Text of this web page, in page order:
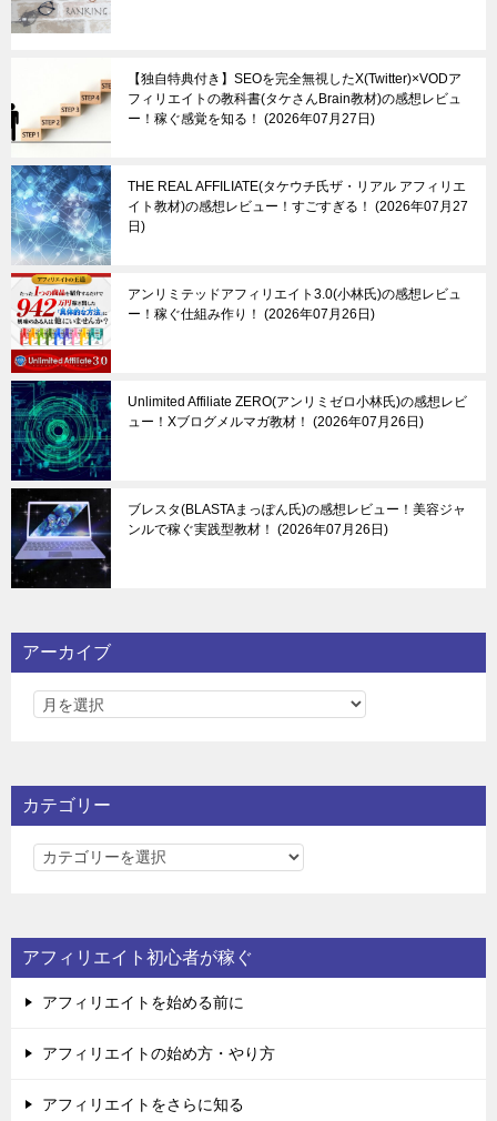
【独自特典付き】SEOを完全無視したX(Twitter)×VODア
フィリエイトの教科書(タケさんBrain教材)の感想レビュ
ー！稼ぐ感覚を知る！
2026年07月27日
THE REAL AFFILIATE(タケウチ氏ザ・リアル アフィリエ
イト教材)の感想レビュー！すごすぎる！
2026年07月27
日
アンリミテッドアフィリエイト3.0(小林氏)の感想レビュ
ー！稼ぐ仕組み作り！
2026年07月26日
Unlimited Affiliate ZERO(アンリミゼロ小林氏)の感想レビ
ュー！Xブログメルマガ教材！
2026年07月26日
ブレスタ(BLASTAまっぽん氏)の感想レビュー！美容ジャ
ンルで稼ぐ実践型教材！
2026年07月26日
アーカイブ
カテゴリー
カ
リ
ー
アフィリエイト初心者が稼ぐ
アフィリエイトを始める前に
アフィリエイトの始め方・やり方
アフィリエイトをさらに知る